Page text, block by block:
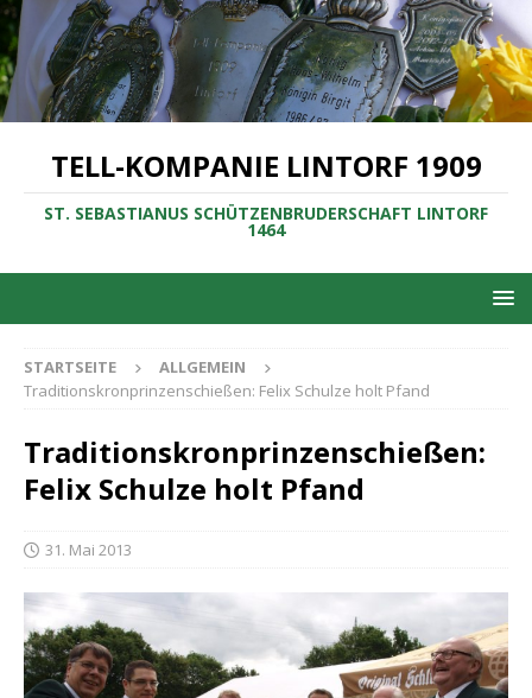
TELL-KOMPANIE LINTORF 1909
ST. SEBASTIANUS SCHÜTZENBRUDERSCHAFT LINTORF
1464
STARTSEITE
ALLGEMEIN
Traditionskronprinzenschießen: Felix Schulze holt Pfand
Traditionskronprinzenschießen:
Felix Schulze holt Pfand
31. Mai 2013